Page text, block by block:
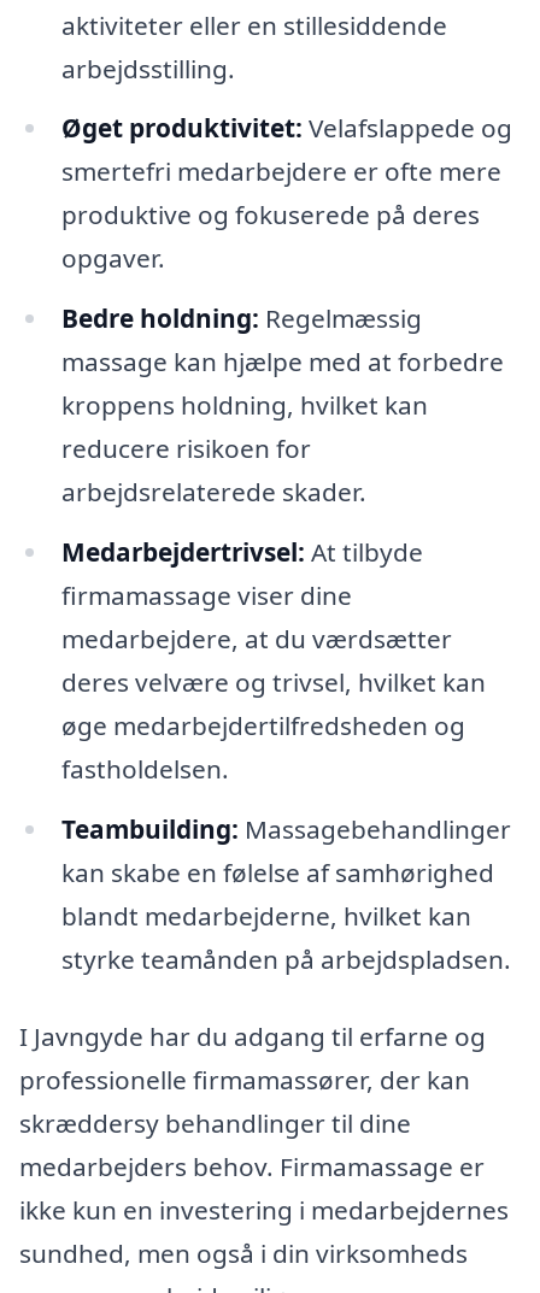
aktiviteter eller en stillesiddende
arbejdsstilling.
Øget produktivitet: Velafslappede og
smertefri medarbejdere er ofte mere
produktive og fokuserede på deres
opgaver.
Bedre holdning: Regelmæssig
massage kan hjælpe med at forbedre
kroppens holdning, hvilket kan
reducere risikoen for
arbejdsrelaterede skader.
Medarbejdertrivsel: At tilbyde
firmamassage viser dine
medarbejdere, at du værdsætter
deres velvære og trivsel, hvilket kan
øge medarbejdertilfredsheden og
fastholdelsen.
Teambuilding: Massagebehandlinger
kan skabe en følelse af samhørighed
blandt medarbejderne, hvilket kan
styrke teamånden på arbejdspladsen.
I Javngyde har du adgang til erfarne og
professionelle firmamassører, der kan
skræddersy behandlinger til dine
medarbejders behov. Firmamassage er
ikke kun en investering i medarbejdernes
sundhed, men også i din virksomheds